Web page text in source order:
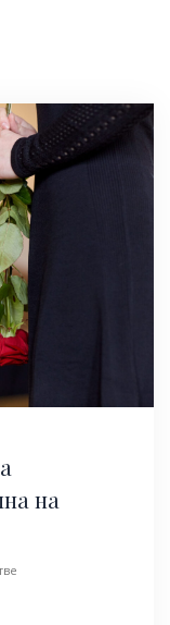
на